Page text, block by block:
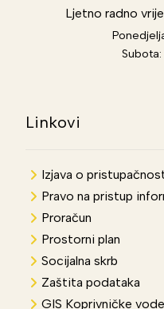
Ljetno radno
Linkovi
Izjava o
Pravo na pristup
Proračun
Prostorni plan
Socijalna skrb
Zaštita podataka
GIS Koprivničke